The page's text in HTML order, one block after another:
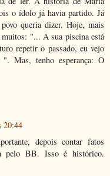
o ídolo já havia partido. Já
queria dizer. Hoje, mais
muitos: "... A sua piscina está
repetir o passado, eu vejo
". Mas, tenho esperança: O
20:44
depois contar fatos
pelo BB. Isso é histórico.